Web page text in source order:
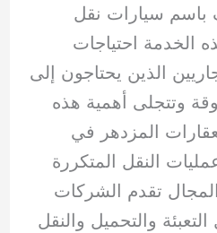
سيارات نقل
الخدمة احتياجات
الذين يحتاجون إلى
وتتجلى أهمية هذه
المزدهر في
النقل المتكررة
تقدم الشركات
والتحميل والنقل